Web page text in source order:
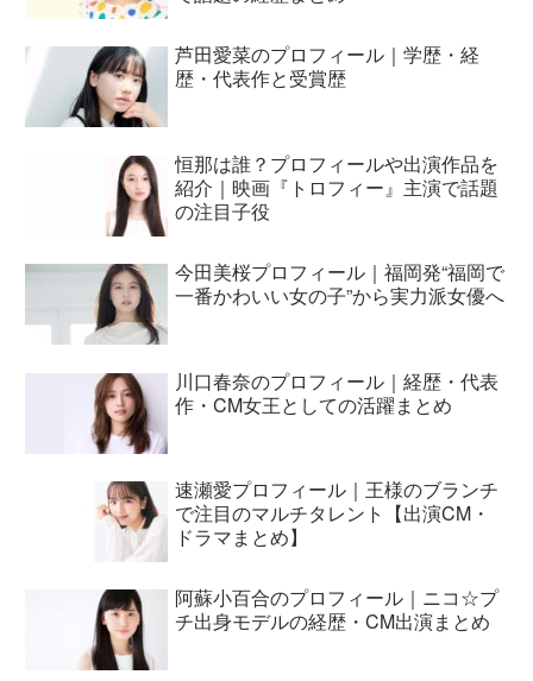
芦田愛菜のプロフィール｜学歴・経
歴・代表作と受賞歴
恒那は誰？プロフィールや出演作品を
紹介｜映画『トロフィー』主演で話題
の注目子役
今田美桜プロフィール｜福岡発“福岡で
一番かわいい女の子”から実力派女優へ
川口春奈のプロフィール｜経歴・代表
作・CM女王としての活躍まとめ
速瀬愛プロフィール｜王様のブランチ
で注目のマルチタレント【出演CM・
ドラマまとめ】
阿蘇小百合のプロフィール｜ニコ☆プ
チ出身モデルの経歴・CM出演まとめ